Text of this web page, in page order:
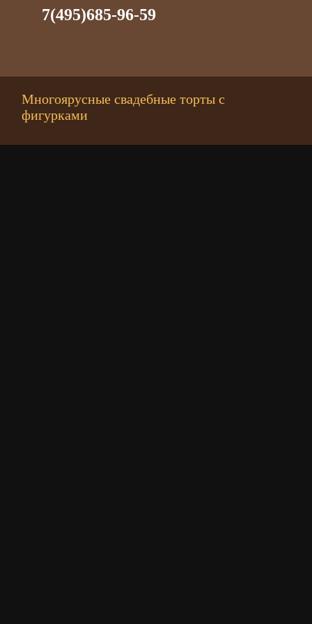
7(495)685-96-59
Многоярусные свадебные торты с
фигурками